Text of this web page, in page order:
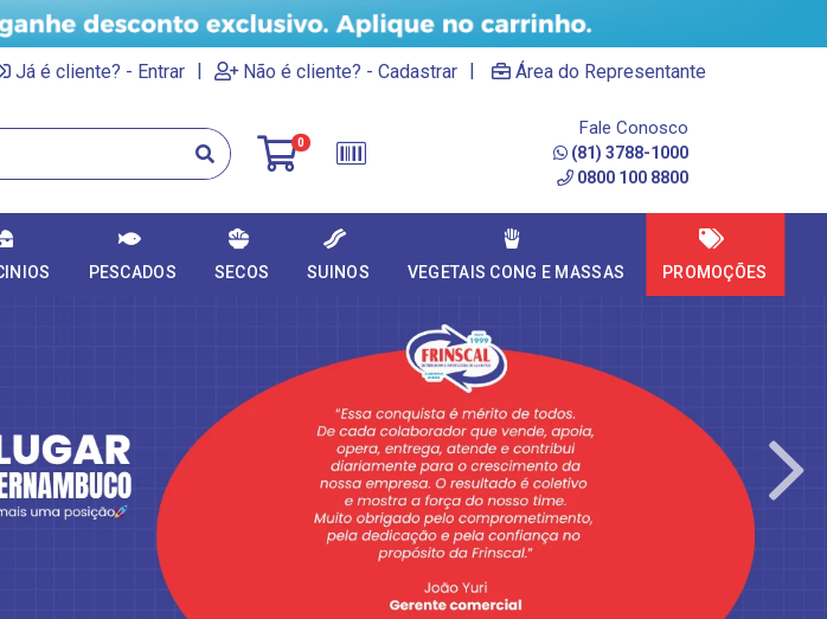
Já é cliente? - Entrar | Não é cliente? - Cadastrar | Área do Representante
0
Fale Conosco
(81) 3788-1000
0800 100 8800
PESCADOS SECOS SUINOS VEGETAIS CONG E MASSAS PROMOÇÕES